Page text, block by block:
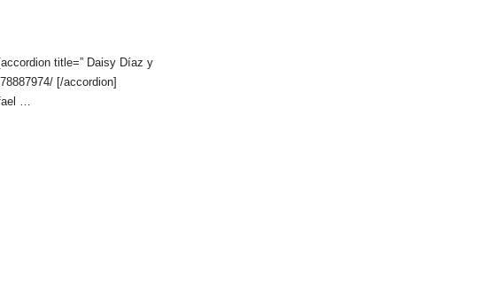
title=” Daisy Díaz y
[/accordion]
…